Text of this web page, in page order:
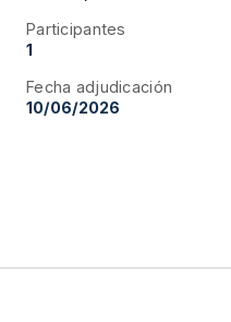
Participantes
1
Fecha adjudicación
10/06/2026